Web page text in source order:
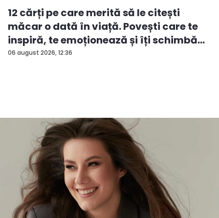
06 august 2026, 12:36
12 cărți pe care merită să le citești
măcar o dată în viață. Povești care te
inspiră, te emoționează și îți schimbă...